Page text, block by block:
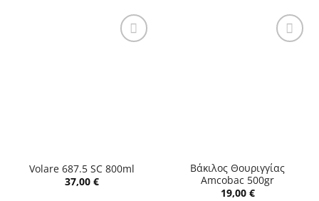
Volare 687.5 SC 800ml
37,00 €
Βάκιλος Θουριγγίας
Amcobac 500gr
19,00 €